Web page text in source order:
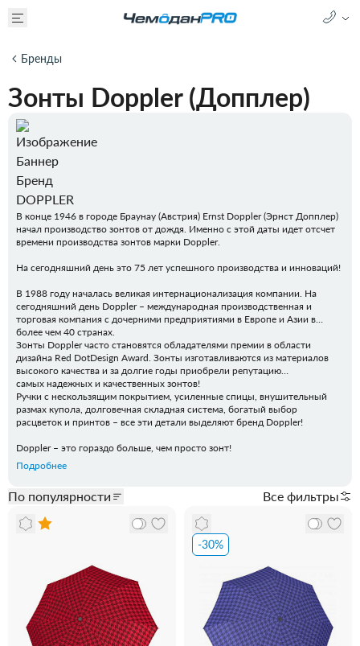
Бренды
Зонты Doppler (Допплер)
В конце 1946 в городе Браунау (Австрия) Ernst Doppler (Эрнст Допплер)
начал производство зонтов от дождя. Именно с этой даты идет отсчет
времени производства зонтов марки Doppler.
На сегодняшний день это 75 лет успешного производства и инноваций!
В 1988 году началась великая интернационализация компании. На
сегодняшний день Doppler – международная производственная и
торговая компания с дочерними предприятиями в Европе и Азии в
более чем 40 странах.
Зонты Doppler часто становятся обладателями премии в области
дизайна Red DotDesign Award. Зонты изготавливаются из материалов
высокого качества и за долгие годы приобрели репутацию
самых надежных и качественных зонтов!
Ручки с нескользящим покрытием, усиленные спицы, внушительный
размах купола, долговечная складная система, богатый выбор
расцветок и принтов – все эти детали выделяют бренд Doppler!
Doppler – это гораздо больше, чем просто зонт!
Подробнее
По популярности Все фильтры
-30%